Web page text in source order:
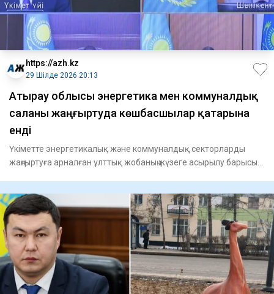
https://azh.kz
29 Шілде 2026 20:13
​Атырау облысы энергетика мен коммуналдық
саланы жаңғыртуда көшбасшылар қатарына
енді
Үкіметте энергетикалық және коммуналдық секторларды
жаңғыртуға арналған ұлттық жобаның жүзеге асырылу барысы